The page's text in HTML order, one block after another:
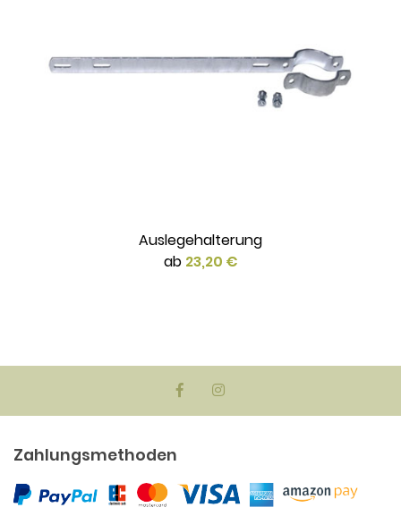
Auslegehalterung
ab 23,20 €
Zahlungsmethoden